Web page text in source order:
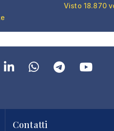
Visto 18.870
Contatti